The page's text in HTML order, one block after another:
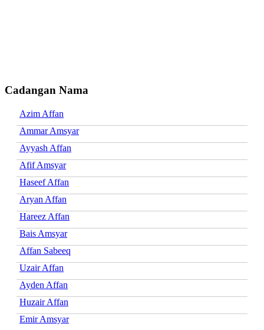
Cadangan Nama
Azim Affan
Ammar Amsyar
Ayyash Affan
Afif Amsyar
Haseef Affan
Aryan Affan
Hareez Affan
Bais Amsyar
Affan Sabeeq
Uzair Affan
Ayden Affan
Huzair Affan
Emir Amsyar